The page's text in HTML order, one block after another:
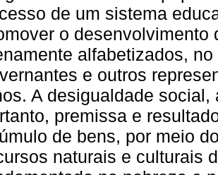
de um sistema
o
alfabetizados,
e outros
A desigualdade
premissa e
de bens, por meio
naturais e culturais